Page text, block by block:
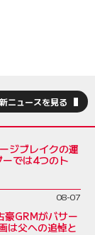
ニュースを見る
ジブレイクの運
では4つのト
08-07
豪GRMがバサー
は父への追悼と